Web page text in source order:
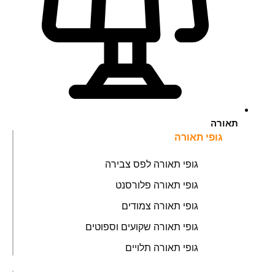
תאורה
גופי תאורה
גופי תאורה לפס צבירה
גופי תאורה פלורסנט
גופי תאורה צמודים
גופי תאורה שקועים וספוטים
גופי תאורה תלויים